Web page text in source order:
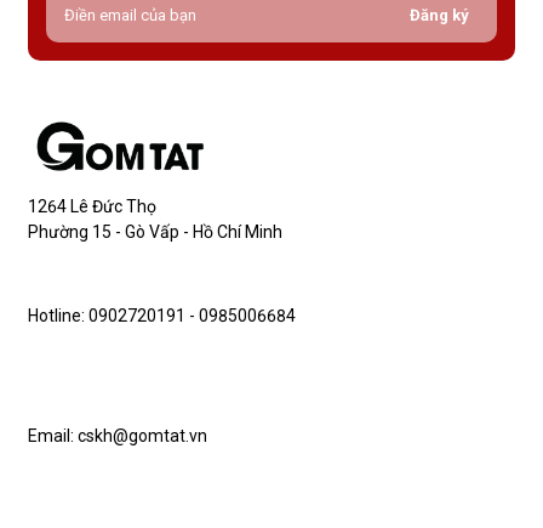
Đăng ký
1264 Lê Đức Thọ
Phường 15 - Gò Vấp - Hồ Chí Minh
Hotline: 0902720191 - 0985006684
Email: cskh@gomtat.vn